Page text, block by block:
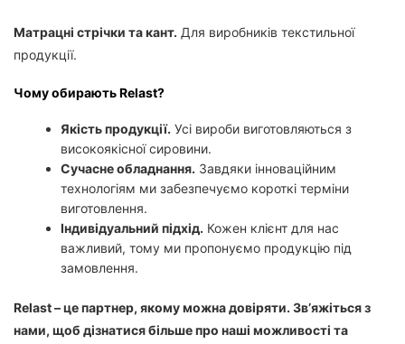
Матрацні стрічки та кант. Для виробників текстильної
продукції.
Чому обирають Relast?
Якість продукції. Усі вироби виготовляються з
високоякісної сировини.
Сучасне обладнання. Завдяки інноваційним
технологіям ми забезпечуємо короткі терміни
виготовлення.
Індивідуальний підхід. Кожен клієнт для нас
важливий, тому ми пропонуємо продукцію під
замовлення.
Relast – це партнер, якому можна довіряти. Зв’яжіться з
нами, щоб дізнатися більше про наші можливості та